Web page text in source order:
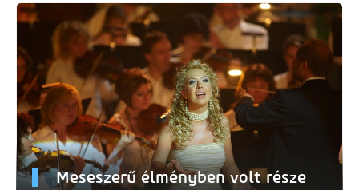
Meseszerű élményben volt része